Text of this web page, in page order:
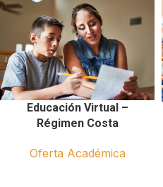
Educación Virtual –
Régimen Costa
Oferta Académica